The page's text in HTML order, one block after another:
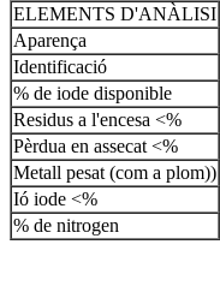
ELEMENTS D'ANÀLISI
Aparença
Identificació
% de iode disponible
Residus a l'encesa <%
Pèrdua en assecat <%
Metall pesat (com a plom))
Ió iode <%
% de nitrogen